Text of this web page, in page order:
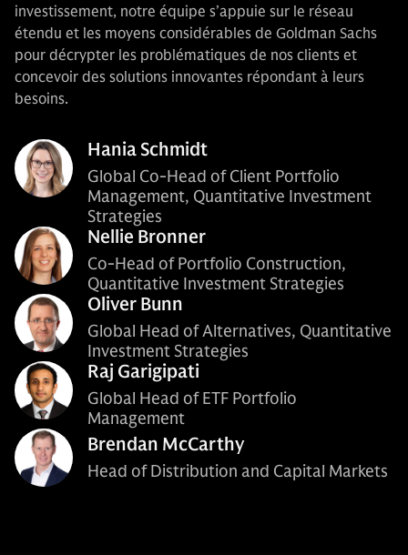
investissement, notre équipe s’appuie sur le réseau
étendu et les moyens considérables de Goldman Sachs
pour décrypter les problématiques de nos clients et
concevoir des solutions innovantes répondant à leurs
besoins.
Hania Schmidt
Global Co-Head of Client Portfolio
Management, Quantitative Investment
Strategies
Nellie Bronner
Co-Head of Portfolio Construction,
Quantitative Investment Strategies
Oliver Bunn
Global Head of Alternatives, Quantitative
Investment Strategies
Raj Garigipati
Global Head of ETF Portfolio
Management
Brendan McCarthy
Head of Distribution and Capital Markets